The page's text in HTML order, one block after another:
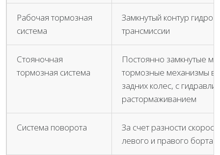
Рабочая тормозная
система
Замкнутый контур
трансмиссии
Стояночная
тормозная система
Постоянно замкнутые
тормозные механизмы в
задних колес, с
растормаживанием
Система поворота
За счет разности
левого и правого борта